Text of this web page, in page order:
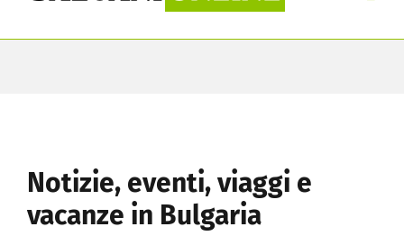
Notizie, eventi, viaggi e
vacanze in Bulgaria